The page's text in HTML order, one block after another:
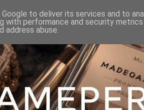
to deliver its services and to
with performance and security
abuse.